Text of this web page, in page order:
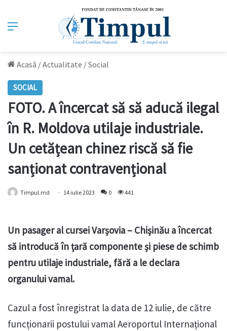
Meniu
Acasă /Actualitate /Social
SOCIAL
FOTO. A încercat să să aducă ilegal
în R. Moldova utilaje industriale.
Un cetățean chinez riscă să fie
sanționat contravențional
Timpul.md 14 iulie 2023 0 441
Un pasager al cursei Varșovia – Chişinău a încercat
să introducă în țară componente și piese de schimb
pentru utilaje industriale, fără a le declara
organului vamal.
Cazul a fost înregistrat la data de 12 iulie, de către
funcționarii postului vamal Aeroportul Internațional